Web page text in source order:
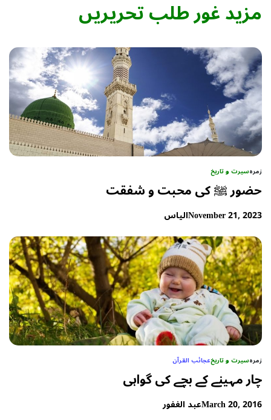
مزید غور طلب تحریریں
زمرہسیرت و تاریخ
حضور ﷺ کی محبت و شفقت
November 21, 2023الیاس
زمرہسیرت و تاریخعجائب القرآن
چار مہینے کے بچے کی گواہی
March 20, 2016عبد الغفور